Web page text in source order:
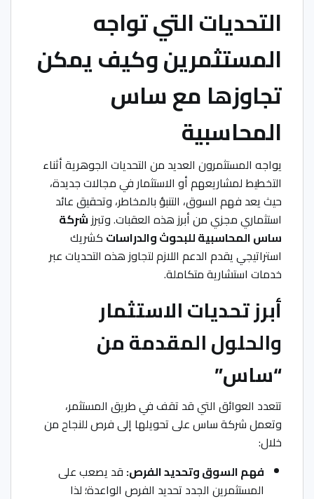
التحديات التي تواجه
المستثمرين وكيف يمكن
تجاوزها مع ساس
المحاسبية
يواجه المستثمرون العديد من التحديات الجوهرية أثناء
التخطيط لمشاريعهم أو الاستثمار في مجالات جديدة،
حيث يعد فهم السوق، التنبؤ بالمخاطر، وتحقيق عائد
استثماري مجزي من أبرز هذه العقبات. وتبرزشركة
ساس المحاسبية للبحوث والدراساتكشريك
استراتيجي يقدم الدعم اللازم لتجاوز هذه التحديات عبر
خدمات استشارية متكاملة.
أبرز تحديات الاستثمار
والحلول المقدمة من
“ساس”
تتعدد العوائق التي قد تقف في طريق المستثمر،
وتعمل شركة ساس على تحويلها إلى فرص للنجاح من
خلال:
فهم السوق وتحديد الفرص:قد يصعب على
المستثمرين الجدد تحديد الفرص الواعدة؛ لذا